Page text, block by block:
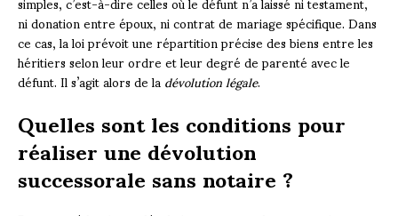
ni donation entre époux, ni contrat de mariage spécifique. Dans
ce cas, la loi prévoit une répartition précise des biens entre les
héritiers selon leur ordre et leur degré de parenté avec le
défunt. Il s’agit alors de ladévolution légale.
Quelles sont les conditions pour
réaliser une dévolution
successorale sans notaire ?